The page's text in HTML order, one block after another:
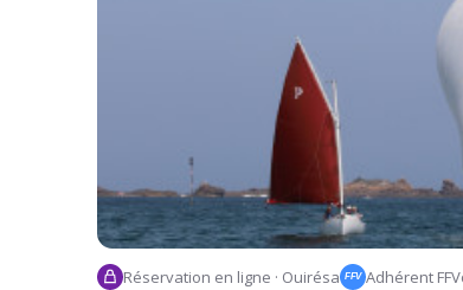
Réservation en ligne · Ouirésa FFV Adhérent